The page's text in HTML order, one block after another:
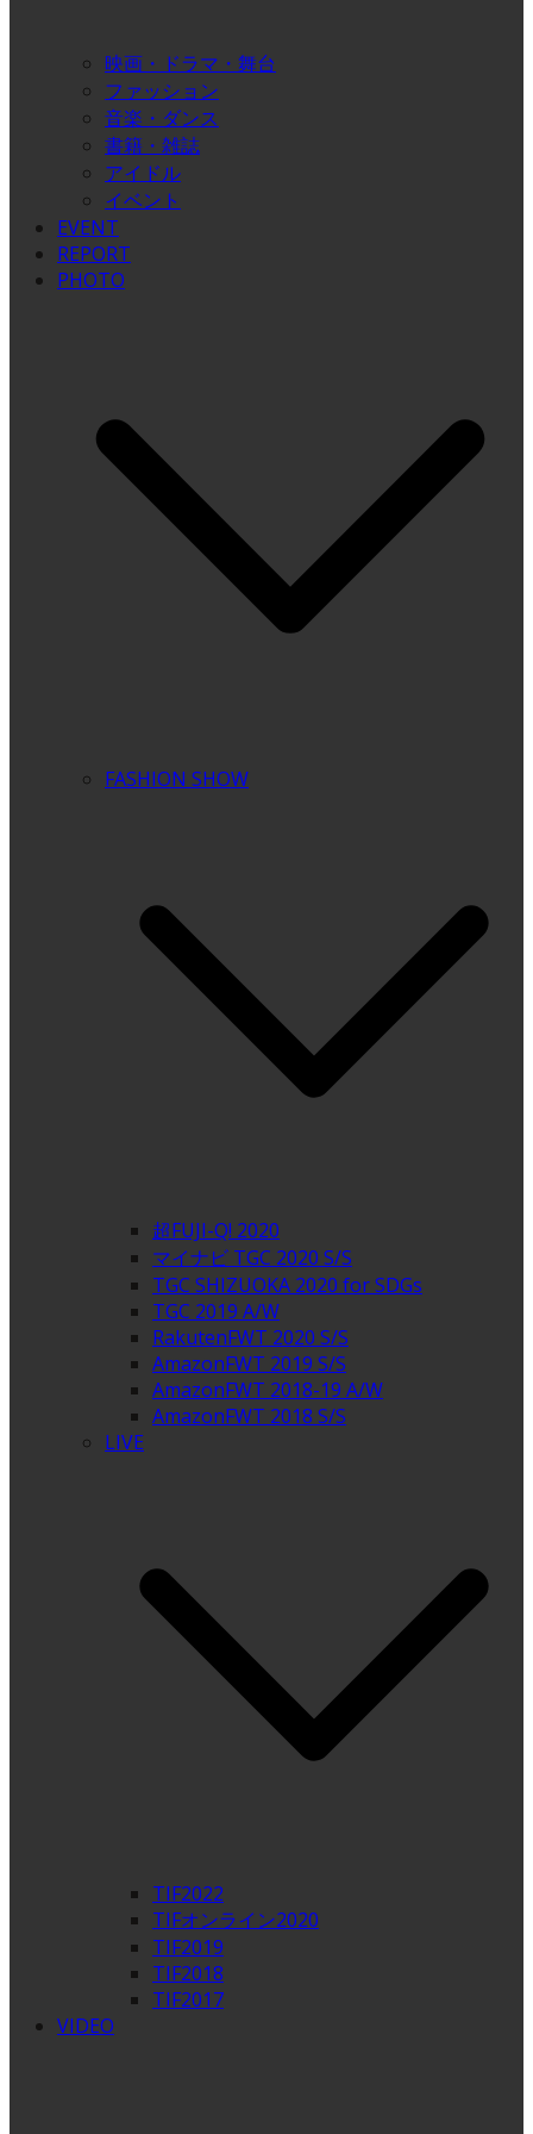
映画・ドラマ・舞台
ファッション
音楽・ダンス
書籍・雑誌
アイドル
イベント
EVENT
REPORT
PHOTO
FASHION SHOW
超FUJI-Q! 2020
マイナビ TGC 2020 S/S
TGC SHIZUOKA 2020 for SDGs
TGC 2019 A/W
RakutenFWT 2020 S/S
AmazonFWT 2019 S/S
AmazonFWT 2018-19 A/W
AmazonFWT 2018 S/S
LIVE
TIF2022
TIFオンライン2020
TIF2019
TIF2018
TIF2017
VIDEO